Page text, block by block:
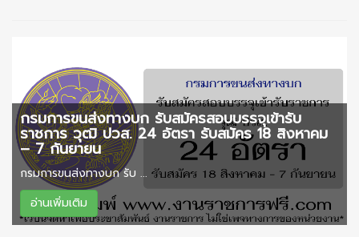
กรมการขนส่งทางบก รับสมัครสอบบรรจุเข้ารับ
ราชการ วุฒิ ปวส. 24 อัตรา รับสมัคร 18 สิงหาคม
– 7 กันยายน
กรมการขนส่งทางบก รับ ...
อ่านเพิ่มเติม